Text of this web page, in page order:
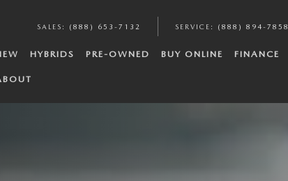
SALES : (888) 653-7132 SERVICE : (888) 894-7858
HYBRIDS PRE-OWNED BUY ONLINE FINANCE